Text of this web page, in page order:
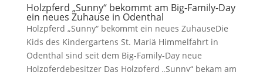
Holzpferd „Sunny“ bekommt am Big-Family-Day
ein neues Zuhause in Odenthal
Holzpferd „Sunny“ bekommt ein neues ZuhauseDie
Kids des Kindergartens St. Mariä Himmelfahrt in
Odenthal sind seit dem Big-Family-Day neue
Holzpferdebesitzer Das Holzpferd „Sunny“ bekam am